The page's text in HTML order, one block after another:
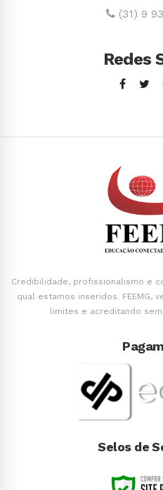
(31) 9
Redes
Credibilidade, profissionalismo e
qual estamos inseridos. FEEMG,
limites e acreditando
Selos de